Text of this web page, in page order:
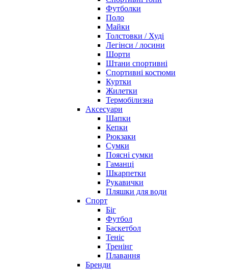
Футболки
Поло
Майки
Толстовки / Худі
Легінси / лосини
Шорти
Штани спортивні
Спортивні костюми
Куртки
Жилетки
Термобілизна
Аксесуари
Шапки
Кепки
Рюкзаки
Сумки
Поясні сумки
Гаманці
Шкарпетки
Рукавички
Пляшки для води
Спорт
Біг
Футбол
Баскетбол
Теніс
Тренінг
Плавання
Бренди